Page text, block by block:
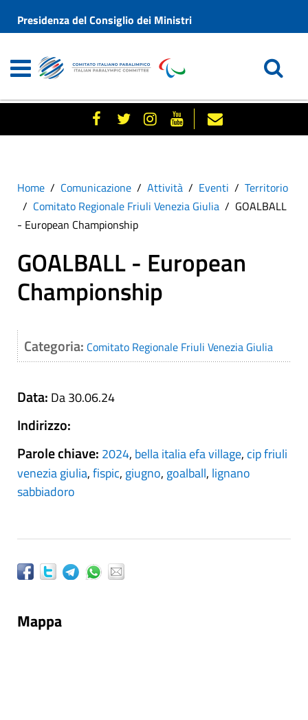
Presidenza del Consiglio dei Ministri
Home Comunicazione Attività Eventi
Territorio
Comitato Regionale Friuli Venezia Giulia
GOALBALL
- European Championship
GOALBALL - European
Championship
Categoria: Comitato Regionale Friuli Venezia Giulia
Data: Da 30.06.24
Indirizzo:
Parole chiave: 2024, bella italia efa village, cip friuli
venezia giulia,fispic, giugno, goalball, lignano
sabbiadoro
Mappa